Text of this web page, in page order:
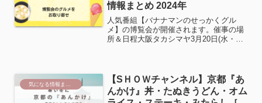
情報まとめ 2024年
人気番組【バナナマンのせっかくグル
メ】の博覧会が開催されます。催事の場
所＆日程大阪タカシマヤ3月20日(水・
...
気になる情報まとめ
【SＨＯＷチャンネル】京都『あ
んかけ』丼・たぬきうどん・オム